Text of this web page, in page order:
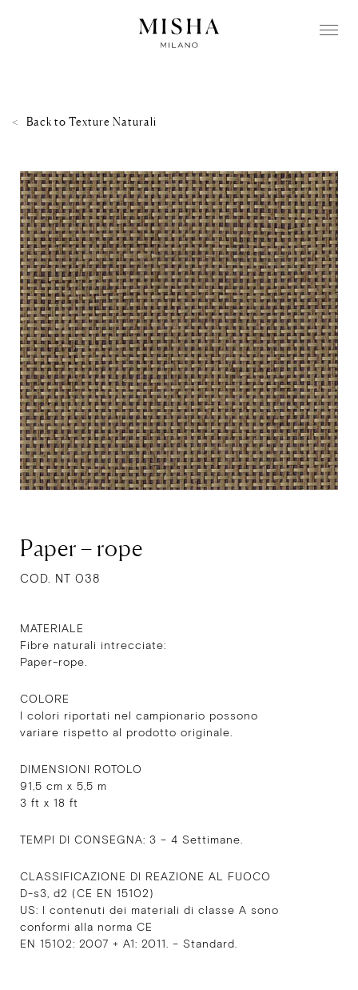
Back to Texture Naturali
Paper – rope
COD. NT 038
MATERIALE
Fibre naturali intrecciate:
Paper-rope.
COLORE
I colori riportati nel campionario possono
variare rispetto al prodotto originale.
DIMENSIONI ROTOLO
91,5 cm x 5,5 m
3 ft x 18 ft
TEMPI DI CONSEGNA: 3 – 4 Settimane.
CLASSIFICAZIONE DI REAZIONE AL FUOCO
D-s3, d2 (CE EN 15102)
US: I contenuti dei materiali di classe A sono
conformi alla norma CE
EN 15102: 2007 + A1: 2011. – Standard.